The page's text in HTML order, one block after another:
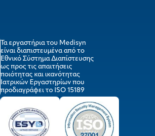
Τα εργαστήρια του Medisyn
είναι διαπιστευμένα από το
Εθνικό Σύστημα Διαπίστευσης
ως προς τις απαιτήσεις
ποιότητας και ικανότητας
Ιατρικών Εργαστηρίων που
προδιαγράφει το ISO 15189